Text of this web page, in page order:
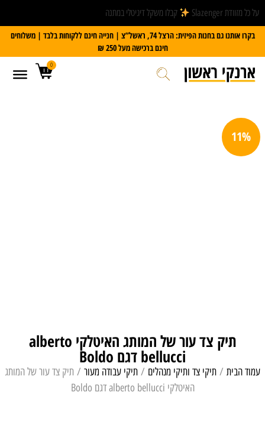
על כל מזוודת Slazenger
קבלו משקל דיגיטלי במתנה
בקרו אותנו גם בחנות הפיזית: הרצל 74, ראשל”צ | חנייה חינם ללקוחות בלבד | משלוחים
חינם ברכישה מעל 250 ₪
0
תיק צד עור של המותג האיטלקי alberto
bellucci דגם Boldo
עמוד הבית / תיקי צד ותיקי מנהלים / תיקי עבודה מעור / תיק צד עור של המותג
האיטלקי alberto bellucci דגם Boldo
11%